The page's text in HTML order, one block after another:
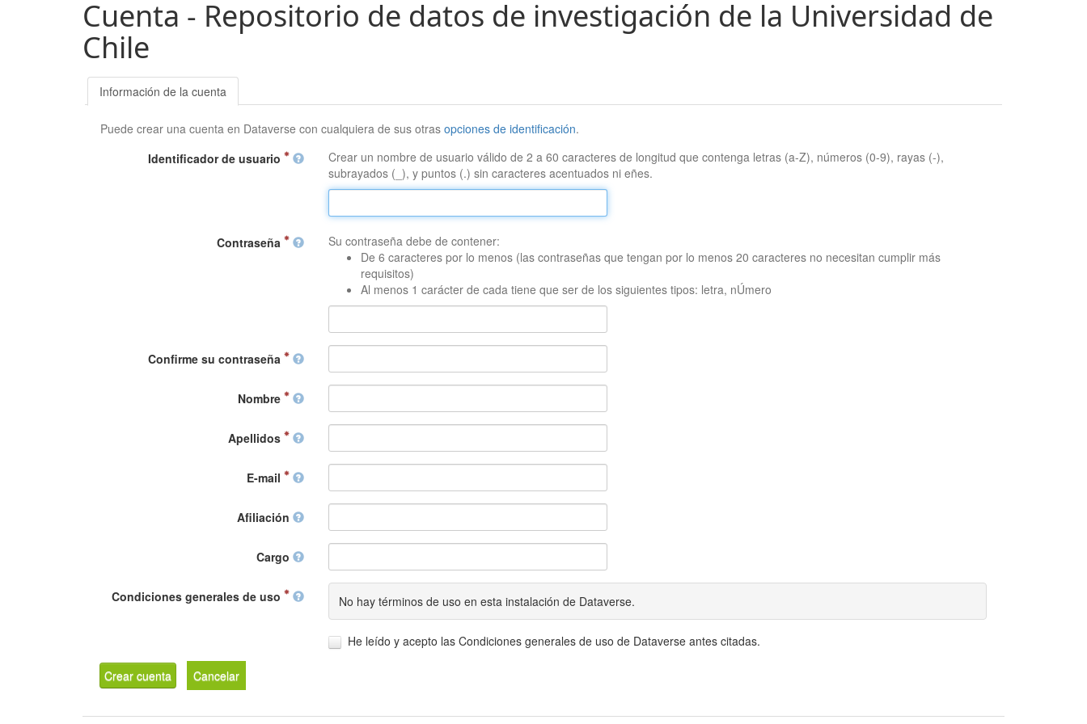
Cuenta - Repositorio de datos de investigación de la Universidad de
Chile
Información de la cuenta
Puede crear una cuenta en Dataverse con cualquiera de sus otrasopciones de identificación.
Identificador de usuario
Crear un nombre de usuario válido de 2 a 60 caracteres de longitud que contenga letras (a-Z), números (0-9), rayas (-),
subrayados (_), y puntos (.) sin caracteres acentuados ni eñes.
Contraseña
Su contraseña debe de contener:
De 6 caracteres por lo menos (las contraseñas que tengan por lo menos 20 caracteres no necesitan cumplir más
requisitos)
Al menos 1 carácter de cada tiene que ser de los siguientes tipos: letra, nÚmero
Confirme su contraseña
Nombre
Apellidos
E-mail
Afiliación
Cargo
Condiciones generales de uso No hay términos de uso en esta instalación de Dataverse.
He leído y acepto las Condiciones generales de uso de Dataverse antes citadas.
Crear cuenta Cancelar